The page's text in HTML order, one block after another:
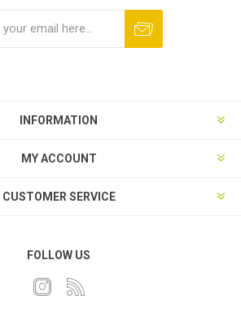
INFORMATION
MY ACCOUNT
CUSTOMER SERVICE
FOLLOW US